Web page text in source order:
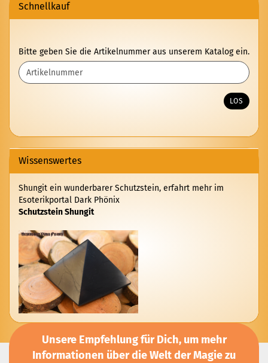
Schnellkauf
BITTE
GEBEN
SIE
DIE
KATALOG
EIN.
Bitte geben Sie die Artikelnummer aus unserem Katalog ein.
LOS
Wissenswertes
Shungit ein wunderbarer Schutzstein, erfahrt mehr im
Esoterikportal Dark Phönix
Schutzstein Shungit
Unsere Empfehlung für Dich, um mehr
Informationen über die Welt der Magie zu